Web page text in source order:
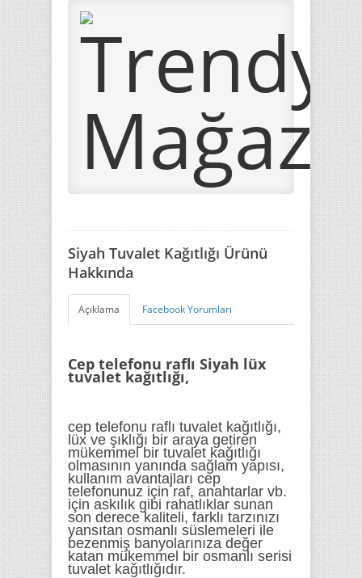
Siyah Tuvalet Kağıtlığı Ürünü
Hakkında
Açıklama Facebook Yorumları
Cep telefonu raflı Siyah lüx
tuvalet kağıtlığı,
cep telefonu raflı tuvalet kağıtlığı,
lüx ve şıklığı bir araya getiren
mükemmel bir tuvalet kağıtlığı
olmasının yanında sağlam yapısı,
kullanım avantajları cep
telefonunuz için raf, anahtarlar vb.
için askılık gibi rahatlıklar sunan
son derece kaliteli, farklı tarzınızı
yansıtan osmanlı süslemeleri ile
bezenmiş banyolarınıza değer
katan mükemmel bir osmanlı serisi
tuvalet kağıtlığıdır.